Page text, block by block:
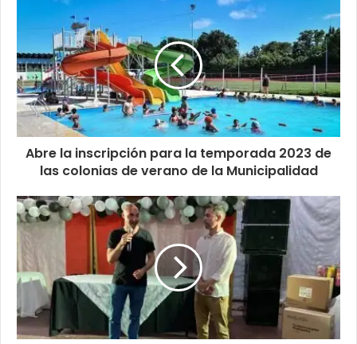
Abre la inscripción para la temporada 2023 de
las colonias de verano de la Municipalidad